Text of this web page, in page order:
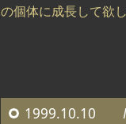
の個体に成長して欲
1999.10.10